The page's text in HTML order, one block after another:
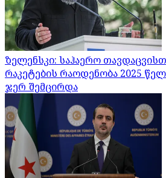
ზელენსკი: საჰაერო
რაკეტების რაოდენობა 2025
ჯერ შემცირდა